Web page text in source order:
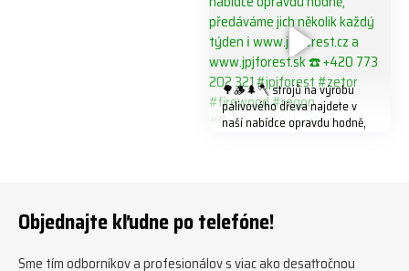
🌳🪵🌲🪓 strojů na výrobu
palivového dřeva najdete v
naší nabídce opravdu hodně,
#firewoodproduction
Objednajte kľudne po telefóne!
Sme tím odborníkov a profesionálov s viac ako desaťročnou